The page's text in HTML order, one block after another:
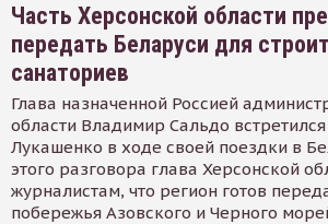
Часть Херсонской области
передать Беларуси для
санаториев
Глава назначенной Россией
области Владимир Сальдо
Лукашенко в ходе своей поездки в
этого разговора глава Херсонской
журналистам, что регион готов
побережья Азовского и Черного